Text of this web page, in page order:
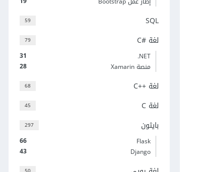
59 SQL
79 لغة C#‎
31
‎.NET
28
منصة Xamarin
68 لغة C++‎
45 لغة C
297 بايثون
66
Flask
43
Django